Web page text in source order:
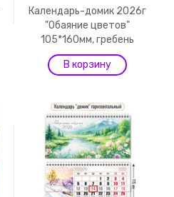
Календарь-домик 2026г
"Обаяние цветов"
105*160мм, гребень